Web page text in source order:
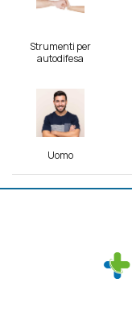
Strumenti per
autodifesa
Uomo